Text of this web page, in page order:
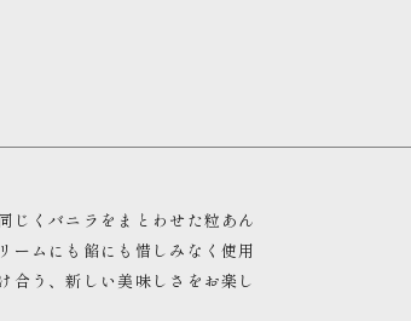
じくバニラをまとわせた粒あん
ームにも餡にも惜しみなく使用
合う、新しい美味しさをお楽し